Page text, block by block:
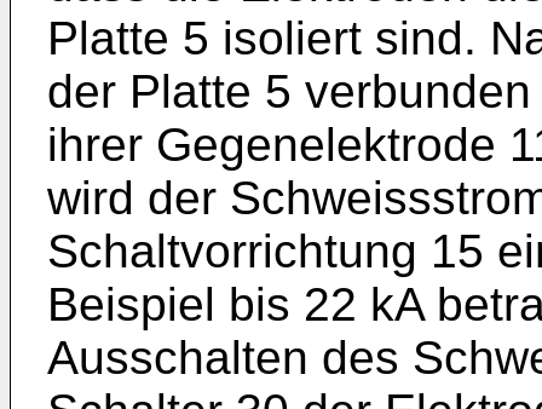
Platte 5 isoliert sind.
der Platte 5
ihrer Gegenelektrode
wird der
Schaltvorrichtung 15
Beispiel bis 22 kA
Ausschalten des